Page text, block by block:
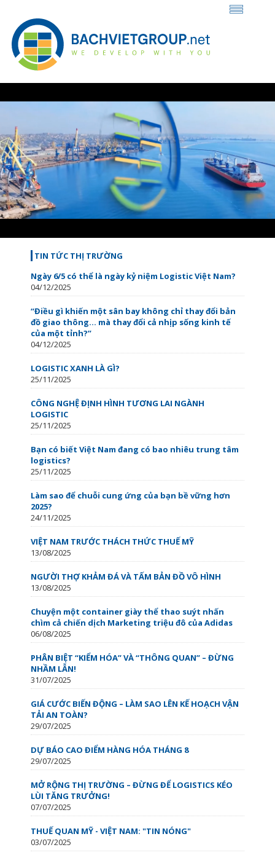
48.82%
TIN TỨC THỊ TRƯỜNG
Ngày 6/5 có thể là ngày kỷ niệm Logistic Việt Nam?
04/12/2025
“Điều gì khiến một sân bay không chỉ thay đổi bản
đồ giao thông… mà thay đổi cả nhịp sống kinh tế
của một tỉnh?”
04/12/2025
LOGISTIC XANH LÀ GÌ?
25/11/2025
CÔNG NGHỆ ĐỊNH HÌNH TƯƠNG LAI NGÀNH
LOGISTIC
25/11/2025
Bạn có biết Việt Nam đang có bao nhiêu trung tâm
logistics?
25/11/2025
Làm sao để chuỗi cung ứng của bạn bề vững hơn
2025?
24/11/2025
VIỆT NAM TRƯỚC THÁCH THỨC THUẾ MỸ
13/08/2025
NGƯỜI THỢ KHẢM ĐÁ VÀ TẤM BẢN ĐỒ VÔ HÌNH
13/08/2025
Chuyện một container giày thể thao suýt nhấn
chìm cả chiến dịch Marketing triệu đô của Adidas
06/08/2025
PHÂN BIỆT “KIỂM HÓA” VÀ “THÔNG QUAN” – ĐỪNG
NHẦM LẪN!
31/07/2025
GIÁ CƯỚC BIẾN ĐỘNG – LÀM SAO LÊN KẾ HOẠCH VẬN
TẢI AN TOÀN?
29/07/2025
DỰ BÁO CAO ĐIỂM HÀNG HÓA THÁNG 8
29/07/2025
MỞ RỘNG THỊ TRƯỜNG – ĐỪNG ĐỂ LOGISTICS KÉO
LÙI TĂNG TRƯỞNG!
07/07/2025
THUẾ QUAN MỸ - VIỆT NAM: "TIN NÓNG"
03/07/2025